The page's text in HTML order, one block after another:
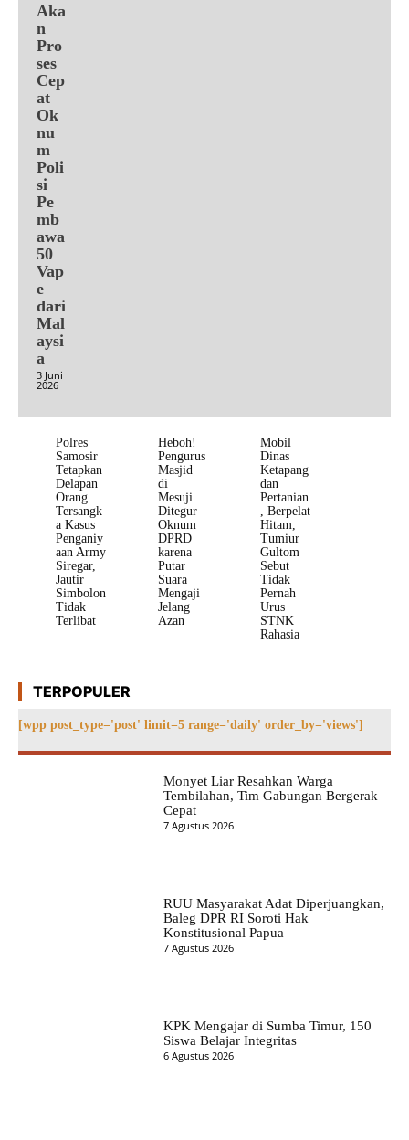
Aka
n
Pro
ses
Cep
at
Ok
nu
m
Poli
si
Pe
mb
awa
50
Vap
e
dari
Mal
aysi
a
3 Juni
2026
Polres
Samosir
Tetapkan
Delapan
Orang
Tersangk
a Kasus
Penganiy
aan Army
Siregar,
Jautir
Simbolon
Tidak
Terlibat
Heboh!
Pengurus
Masjid
di
Mesuji
Ditegur
Oknum
DPRD
karena
Putar
Suara
Mengaji
Jelang
Azan
Mobil
Dinas
Ketapang
dan
Pertanian
, Berpelat
Hitam,
Tumiur
Gultom
Sebut
Tidak
Pernah
Urus
STNK
Rahasia
TERPOPULER
[wpp post_type='post' limit=5 range='daily' order_by='views']
Monyet Liar Resahkan Warga
Tembilahan, Tim Gabungan Bergerak
Cepat
7 Agustus 2026
RUU Masyarakat Adat Diperjuangkan,
Baleg DPR RI Soroti Hak
Konstitusional Papua
7 Agustus 2026
KPK Mengajar di Sumba Timur, 150
Siswa Belajar Integritas
6 Agustus 2026